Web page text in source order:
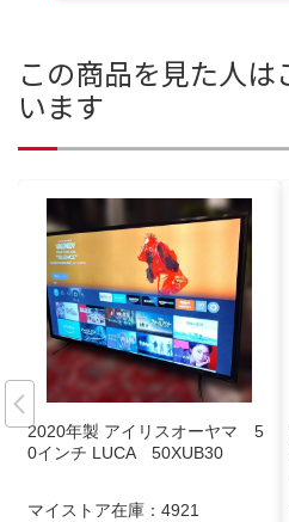
この商品を見た人
います
2020年製 アイリスオーヤマ 5
0インチ LUCA 50XUB30
マイストア在庫： 4921